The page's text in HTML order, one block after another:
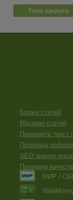
Тема закрыта
Биржа статей
Магазин статей
Проверить текст
Проверка
SEO анализ
Проверка
МИР /